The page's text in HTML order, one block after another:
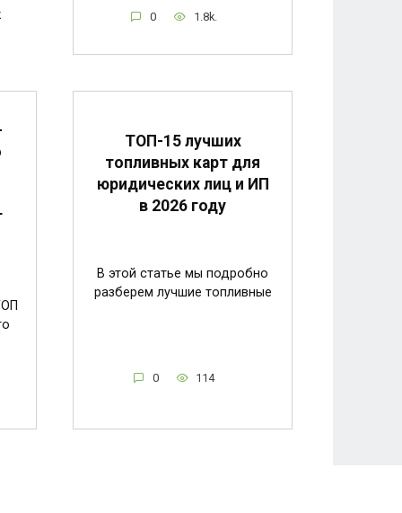
0 1.8k.
ТОП-15 лучших
топливных карт для
юридических лиц и ИП
в 2026 году
В этой статье мы подробно
разберем лучшие топливные
0 114